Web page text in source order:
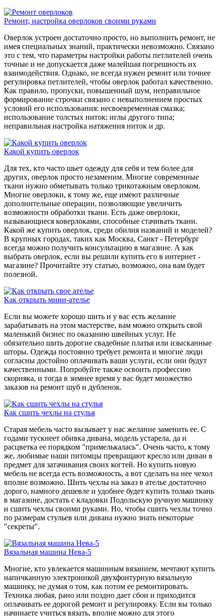
Ремонт, настройка оверлоков своими руками
Оверлок устроен достаточно просто, но выполнить ремонт, не
имея специальных знаний, практически невозможно. Связано
это с тем, что параметры настройки работы петлителей очень
точные и не допускается даже малейшая погрешность их
взаимодействия. Однако, не всегда нужен ремонт или точнее
регулировка петлителей, чтобы оверлок работал качественно.
Как правило, пропуски, повышенный шум, неправильное
формирование строчки связано с невыполнением простых
условий его использования: несвоевременная смазка;
использование толстых ниток; иглы другого типа;
неправильная настройка натяжения ниток и др.
Какой купить оверлок
Для тех, кто часто шьет одежду для себя и тем более для
других, оверлок просто незаменим. Многие современные
ткани нужно обметывать только трикотажным оверлоком.
Многие оверлоки, к тому же, еще имеют различные
дополнительные операции, позволяющие увеличить
возможности обработки ткани. Есть даже оверлоки,
называющиеся коверлоками, способные стачивать ткани.
Какой же купить оверлок, среди обилия названий и моделей?
В крупных городах, таких как Москва, Санкт - Петербург
всегда можно получить консультацию в магазине. А как
выбрать оверлок, если вы решили купить его в интернет -
магазине? Прочитайте эту статью, возможно, она вам будет
полезной.
Как открыть мини-ателье
Если вы можете хорошо шить и у вас есть желание
зарабатывать на этом мастерстве, вам можно открыть свой
маленький бизнес по оказанию швейных услуг. Не
обязательно шить дорогие свадебные платья или изысканные
шторы. Одежда постоянно требует ремонта и многие люди
согласны достойно оплачивать ваши услуги, если они будут
качественными. Попробуйте также освоить профессию
скорняка, и тогда в зимнее время у вас будет множество
заказов на ремонт шуб и дубленок.
Как сшить чехлы на стулья
Старая мебель часто вызывает у нас желание заменить ее. С
годами тускнеет обивка дивана, модель устарела, да и
расцветка ее порядком "примелькалась". Очень часто, к тому
же, любимые наши питомцы превращают кресло или диван в
предмет для затачивания своих когтей. Но купить новую
мебель не всегда есть возможность, а вот сделать на нее чехол
вполне возможно. Шить чехлы на заказ в ателье достаточно
дорого, намного дешевле и удобнее будет купить только ткань
в магазине, достать с кладовки Подольскую ручную машинку
и сшить чехлы своими руками. Но, чтобы сшить чехлы точно
по размерам стульев или дивана нужно знать некоторые
"секреты".
Вязальная машина Нева-5
Многие, кто увлекается машинным вязанием, мечтают купить
напичканную электроникой двухфонтурную вязальную
машинку, не думая о том, как потом ее ремонтировать.
Техника любая, рано или поздно дает сбои и приходится
оплачивать ее дорогой ремонт и регулировку. Если вы только
начинаете учиться вязать, вполне можно для этого